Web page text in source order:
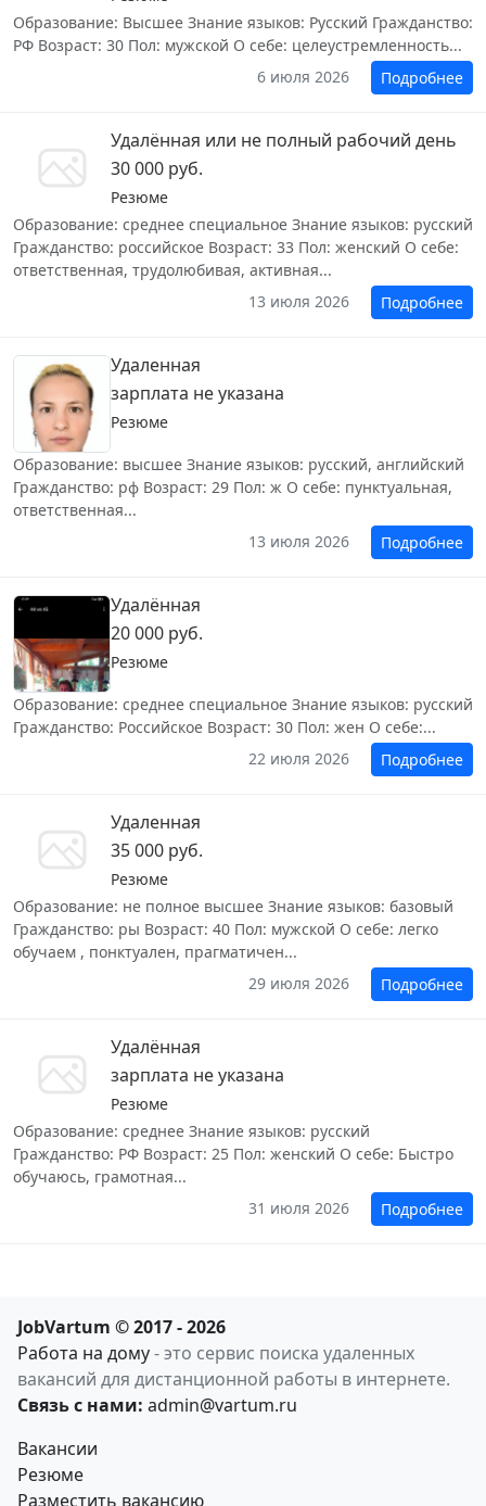
Образование: Высшее Знание языков: Русский Гражданство:
РФ Возраст: 30 Пол: мужской О себе: целеустремленность...
6 июля 2026
Подробнее
Удалённая или не полный рабочий день
30 000 руб.
Резюме
Образование: среднее специальное Знание языков: русский
Гражданство: российское Возраст: 33 Пол: женский О себе:
ответственная, трудолюбивая, активная...
13 июля 2026
Подробнее
Удаленная
зарплата не указана
Резюме
Образование: высшее Знание языков: русский, английский
Гражданство: рф Возраст: 29 Пол: ж О себе: пунктуальная,
ответственная...
13 июля 2026
Подробнее
Удалённая
20 000 руб.
Резюме
Образование: среднее специальное Знание языков: русский
Гражданство: Российское Возраст: 30 Пол: жен О себе:...
22 июля 2026
Подробнее
Удаленная
35 000 руб.
Резюме
Образование: не полное высшее Знание языков: базовый
Гражданство: ры Возраст: 40 Пол: мужской О себе: легко
обучаем , понктуален, прагматичен...
29 июля 2026
Подробнее
Удалённая
зарплата не указана
Резюме
Образование: среднее Знание языков: русский
Гражданство: РФ Возраст: 25 Пол: женский О себе: Быстро
обучаюсь, грамотная...
31 июля 2026
Подробнее
JobVartum © 2017 - 2026
Работа на дому- это сервис поиска удаленных
вакансий для дистанционной работы в интернете.
Связь с нами: admin@vartum.ru
Вакансии
Резюме
Разместить вакансию